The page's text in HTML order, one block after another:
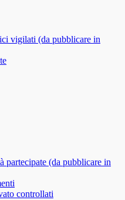
vigilati (da pubblicare in
partecipate (da pubblicare in
controllati